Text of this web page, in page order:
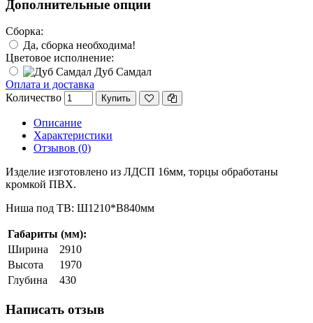
Дополнительные опции
Сборка:
Да, сборка необходима!
Цветовое исполнение:
Дуб Самдал
Оплата и доставка
Количество
Купить
Описание
Характеристики
Отзывов (0)
Изделие изготовлено из ЛДСП 16мм, торцы обработаны
кромкой ПВХ.
Ниша под ТВ: Ш1210*В840мм
Габариты (мм):
Ширина
2910
Высота
1970
Глубина
430
Написать отзыв